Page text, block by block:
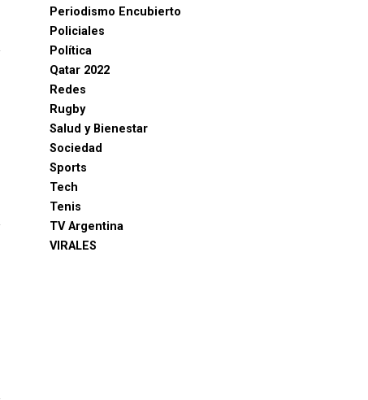
Periodismo Encubierto
Policiales
Política
Qatar 2022
Redes
Rugby
Salud y Bienestar
Sociedad
Sports
Tech
Tenis
TV Argentina
VIRALES